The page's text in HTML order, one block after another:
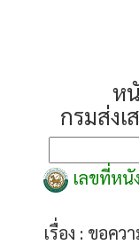
ห
กรมส่ง
เลขที่หนั
เรื่อง : ขอคว